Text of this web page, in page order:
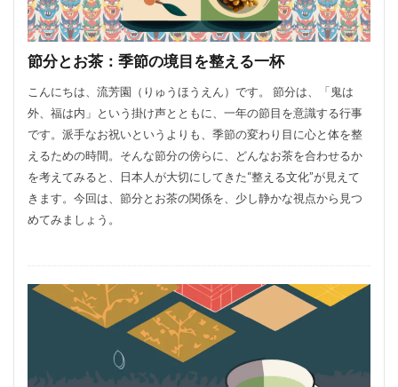
節分とお茶：季節の境目を整える一杯
こんにちは、流芳園（りゅうほうえん）です。 節分は、「鬼は
外、福は内」という掛け声とともに、一年の節目を意識する行事
です。派手なお祝いというよりも、季節の変わり目に心と体を整
えるための時間。そんな節分の傍らに、どんなお茶を合わせるか
を考えてみると、日本人が大切にしてきた“整える文化”が見えて
きます。今回は、節分とお茶の関係を、少し静かな視点から見つ
めてみましょう。